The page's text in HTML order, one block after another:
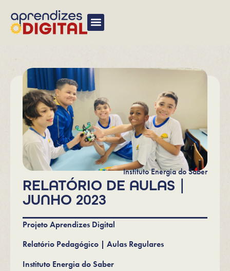
Instituto Energia do Saber
RELATÓRIO DE AULAS |
JUNHO 2023
Projeto Aprendizes Digital
Relatório Pedagógico | Aulas Regulares
Instituto Energia do Saber